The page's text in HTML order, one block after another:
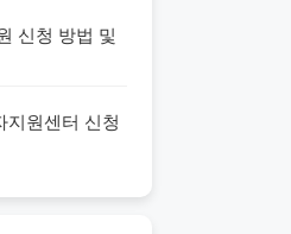
신청 방법 및
지원센터 신청